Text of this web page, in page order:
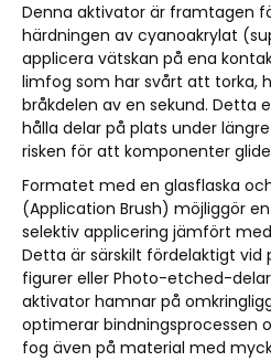
Denna aktivator är framtagen
härdningen av cyanoakrylat
applicera vätskan på ena
limfog som har svårt att torka,
bråkdelen av en sekund. Detta
hålla delar på plats under
risken för att komponenter
Formatet med en glasflaska
(Application Brush) möjliggör
selektiv applicering jämfört
Detta är särskilt fördelaktigt vid
figurer eller Photo-etched-
aktivator hamnar på
optimerar bindningsprocessen
fog även på material med